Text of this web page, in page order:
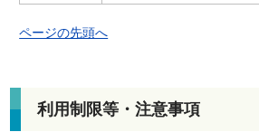
ページの先頭へ
利用制限等・注意事項